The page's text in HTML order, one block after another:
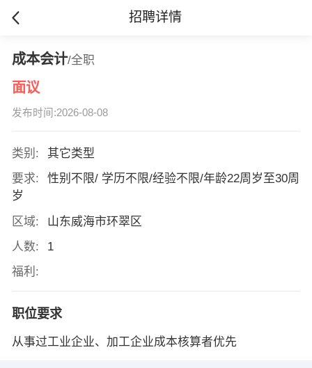
招聘详情
成本会计/全职
面议
发布时间:2026-08-08
类别:
其它类型
要求:
性别不限/ 学历不限/经验不限/年龄22周岁至30周
岁
区域:
山东威海市环翠区
人数:
1
福利:
职位要求
从事过工业企业、加工企业成本核算者优先